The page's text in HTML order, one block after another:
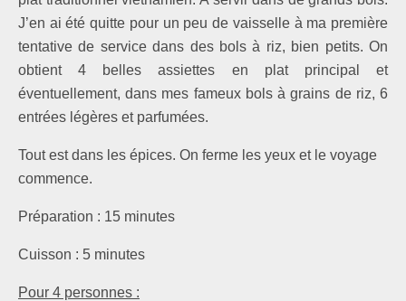
J’en ai été quitte pour un peu de vaisselle à ma première
tentative de service dans des bols à riz, bien petits. On
obtient 4 belles assiettes en plat principal et
éventuellement, dans mes fameux bols à grains de riz, 6
entrées légères et parfumées.
Tout est dans les épices. On ferme les yeux et le voyage
commence.
Préparation : 15 minutes
Cuisson : 5 minutes
Pour 4 personnes :